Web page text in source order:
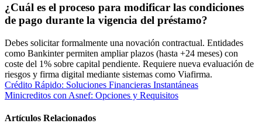
¿Cuál es el proceso para modificar las condiciones
de pago durante la vigencia del préstamo?
Debes solicitar formalmente una novación contractual. Entidades
como Bankinter permiten ampliar plazos (hasta +24 meses) con
coste del 1% sobre capital pendiente. Requiere nueva evaluación de
riesgos y firma digital mediante sistemas como Viafirma.
Navegación
de
entradas
Crédito Rápido: Soluciones Financieras Instantáneas
Minicreditos con Asnef: Opciones y Requisitos
Artículos Relacionados